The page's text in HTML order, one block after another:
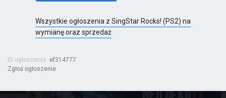
Far Cry 6: Yara Edition
PS4
Wszystkie ogłoszenia z SingStar Rocks! (PS2) na
wymianę oraz sprzedaż
ID ogłoszenia
ef314777
Zgłoś ogłoszenie